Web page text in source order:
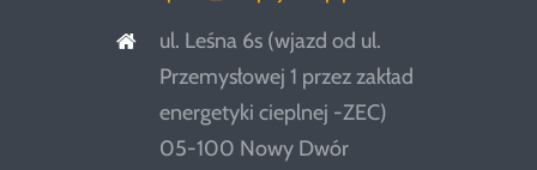
ul. Leśna 6s (wjazd od ul.
Przemysłowej 1 przez zakład
energetyki cieplnej -ZEC)
05-100 Nowy Dwór